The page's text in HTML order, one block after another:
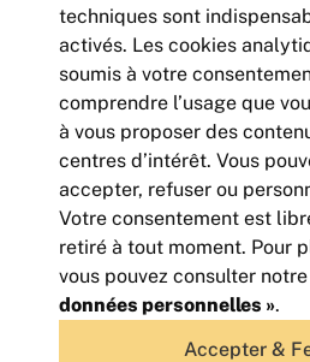
BUREAUX - LOCAL
VALMY
144
34 000Euros
techniques sont
activés. Les cookies
soumis à votre
comprendre l’usage que
à vous proposer des
centres d’intérêt. Vous
accepter, refuser ou
Votre consentement est
retiré à tout moment. Pour
vous pouvez consulter
données personnelles ».
Accepter &